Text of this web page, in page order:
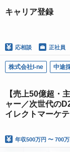
キャリア登録
応相談 正社員
株式会社I-ne 中途
【売上50億超・
ャー／次世代の
イレクトマーケテ
年収500万円 〜 700万